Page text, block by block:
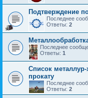
Подтверждение
Последнее
Ответы: 2
Последнее
Ответы: 1
Список
прокату
Последнее
Ответы: 2